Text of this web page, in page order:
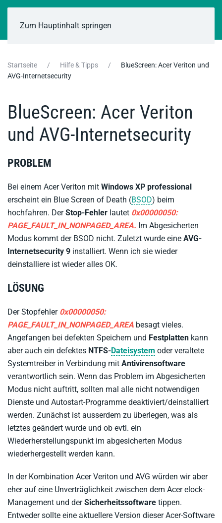
Zum Hauptinhalt springen
Startseite Hilfe & Tipps
BlueScreen: Acer Veriton und
AVG-Internetsecurity
BlueScreen: Acer Veriton
und AVG-Internetsecurity
PROBLEM
Bei einem Acer Veriton mit Windows XP professional
erscheint ein Blue Screen of Death (BSOD) beim
hochfahren. DerStop-Fehler lautet 0x00000050:
PAGE_FAULT_IN_NONPAGED_AREA. Im Abgesicherten
Modus kommt der BSOD nicht. Zuletzt wurde eine AVG-
Internetsecurity 9 installiert. Wenn ich sie wieder
deinstalliere ist wieder alles OK.
LÖSUNG
Der Stopfehler 0x00000050:
PAGE_FAULT_IN_NONPAGED_AREA besagt vieles.
Angefangen bei defekten Speichern und Festplatten kann
aber auch ein defektes NTFS-Dateisystem oder veraltete
Systemtreiber in Verbindung mit Antivirensoftware
verantwortlich sein. Wenn das Problem im Abgesicherten
Modus nicht auftritt, sollten mal alle nicht notwendigen
Dienste und Autostart-Programme deaktiviert/deinstalliert
werden. Zunächst ist ausserdem zu überlegen, was als
letztes geändert wurde und ob evtl. ein
Wiederherstellungspunkt im abgesicherten Modus
wiederhergestellt werden kann.
In der Kombination Acer Veriton und AVG würden wir aber
eher auf eine Unverträglichkeit zwischen dem Acer elock-
Management und derSicherheitssoftware tippen.
Entweder sollte eine aktuellere Version dieser Acer-Software